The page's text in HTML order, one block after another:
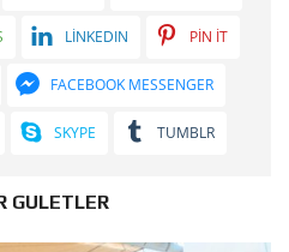
LINKEDIN PIN IT
FACEBOOK MESSENGER
SKYPE TUMBLR
GULETLER